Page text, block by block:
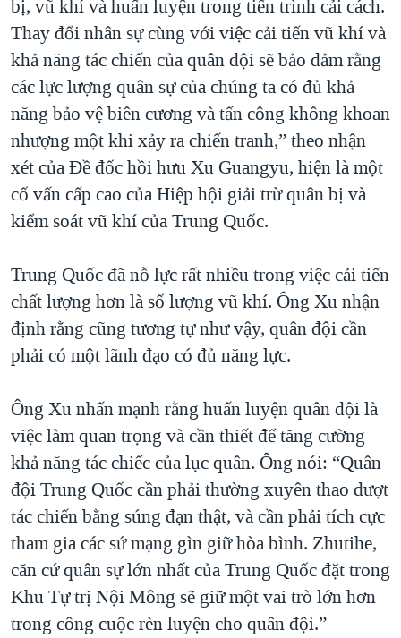
bị, vũ khí và huấn luyện trong tiến trình cải cách.
Thay đổi nhân sự cùng với việc cải tiến vũ khí và
khả năng tác chiến của quân đội sẽ bảo đảm rằng
các lực lượng quân sự của chúng ta có đủ khả
năng bảo vệ biên cương và tấn công không khoan
nhượng một khi xảy ra chiến tranh,” theo nhận
xét của Đề đốc hồi hưu Xu Guangyu, hiện là một
cố vấn cấp cao của Hiệp hội giải trừ quân bị và
kiểm soát vũ khí của Trung Quốc.
Trung Quốc đã nỗ lực rất nhiều trong việc cải tiến
chất lượng hơn là số lượng vũ khí. Ông Xu nhận
định rằng cũng tương tự như vậy, quân đội cần
phải có một lãnh đạo có đủ năng lực.
Ông Xu nhấn mạnh rằng huấn luyện quân đội là
việc làm quan trọng và cần thiết để tăng cường
khả năng tác chiếc của lục quân. Ông nói: “Quân
đội Trung Quốc cần phải thường xuyên thao dượt
tác chiến bằng súng đạn thật, và cần phải tích cực
tham gia các sứ mạng gìn giữ hòa bình. Zhutihe,
căn cứ quân sự lớn nhất của Trung Quốc đặt trong
Khu Tự trị Nội Mông sẽ giữ một vai trò lớn hơn
trong công cuộc rèn luyện cho quân đội.”